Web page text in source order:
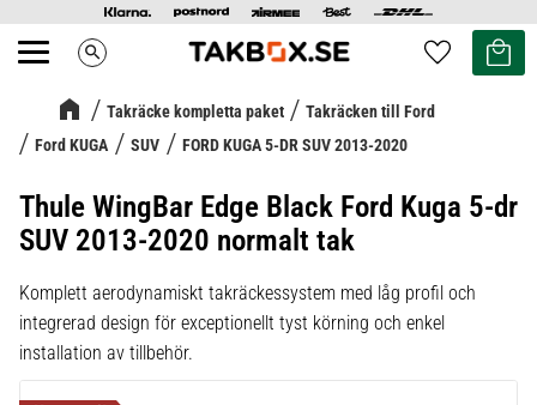
Meny search Favoriter
Kundvagn
Takräcke kompletta paket
Takräcken till Ford
Ford KUGA
SUV FORD KUGA 5-DR SUV 2013-2020
Thule WingBar Edge Black Ford Kuga 5-dr
SUV 2013-2020 normalt tak
Komplett aerodynamiskt takräckessystem med låg profil och
integrerad design för exceptionellt tyst körning och enkel
installation av tillbehör.